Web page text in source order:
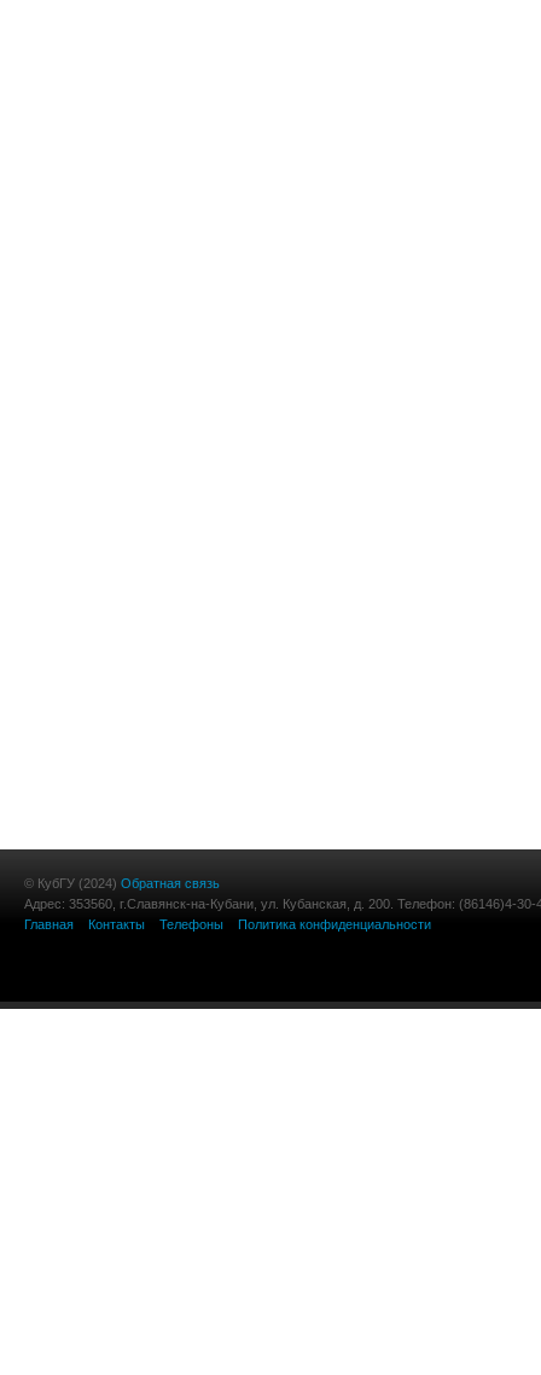
© КубГУ (2024) Обратная связь
Адрес: 353560, г.Славянск-на-Кубани, ул. Кубанская, д. 200. Телефон: (86146)4-30-
Главная
Контакты Телефоны Политика конфиденциальности